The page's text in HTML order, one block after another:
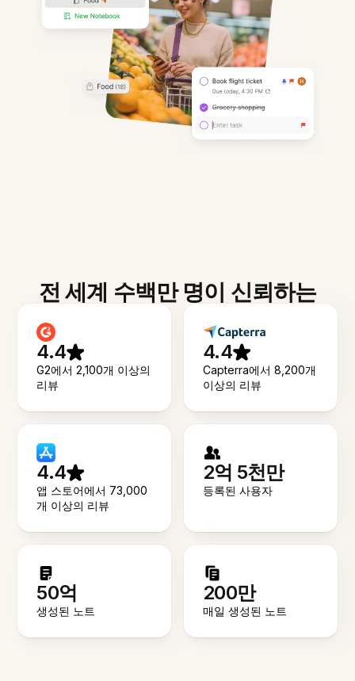
전 세계 수백만 명이 신뢰하는
4.4
G2에서 2,100개 이상의
리뷰
4.4
Capterra에서 8,200개
이상의 리뷰
4.4
앱 스토어에서 73,000
개 이상의 리뷰
2억 5천만
등록된 사용자
50억
생성된 노트
200만
매일 생성된 노트